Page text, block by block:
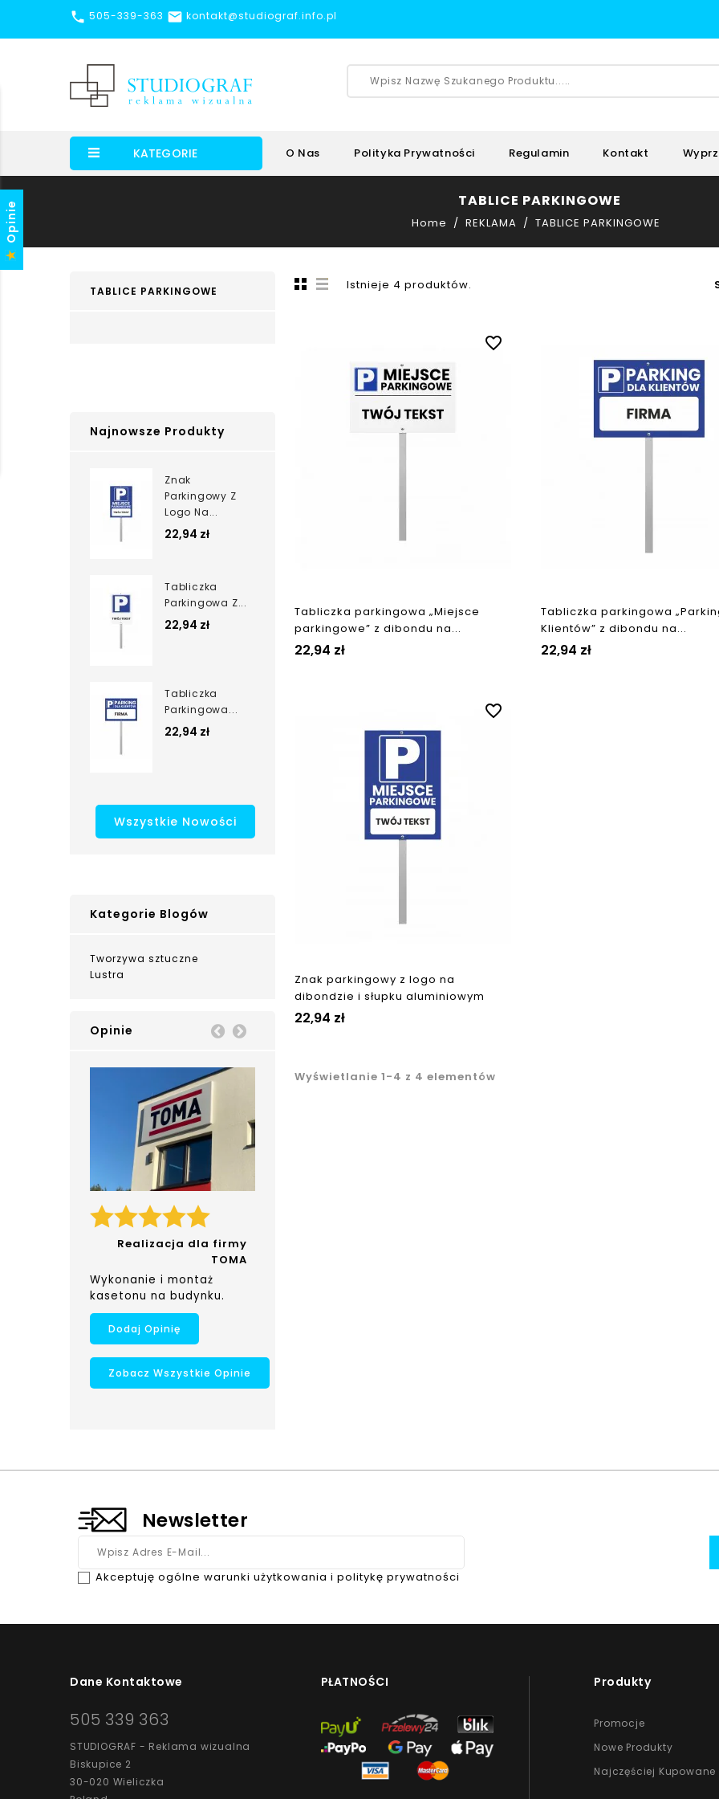
 505-339-363  kontakt@studiograf.info.pl
KATEGORIE O Nas Polityka Prywatności Regulamin Kontakt
TABLICE PARKINGOWE
Home REKLAMA TABLICE PARKINGOWE
TABLICE PARKINGOWE
Najnowsze Produkty
Znak
Parkingowy Z
Logo Na...
22,94 zł
Tabliczka
Parkingowa Z...
22,94 zł
Tabliczka
Parkingowa...
22,94 zł
Wszystkie Nowości
Kategorie Blogów
Tworzywa sztuczne
Lustra
Opinie
Realizacja dla firmy
TOMA
Wykonanie i montaż
kasetonu na budynku.
Prev
Dodaj Opinię
Zobacz Wszystkie Opinie
Istnieje 4 produktów.
favorite_border
Tabliczka parkingowa „Miejsce
parkingowe” z dibondu na...
22,94 zł
Tabliczka parkingowa
Klientów” z dibondu na...
22,94 zł
favorite_border
Znak parkingowy z logo na
dibondzie i słupku aluminiowym
22,94 zł
Wyświetlanie 1-4 z 4 elementów
Newsletter
Akceptuję ogólne warunki użytkowania i politykę prywatności
Dane Kontaktowe
505 339 363
STUDIOGRAF - Reklama wizualna
Biskupice 2
30-020 Wieliczka
PŁATNOŚCI Produkty
Promocje
Nowe Produkty
Najczęściej Kupowane
Opinie